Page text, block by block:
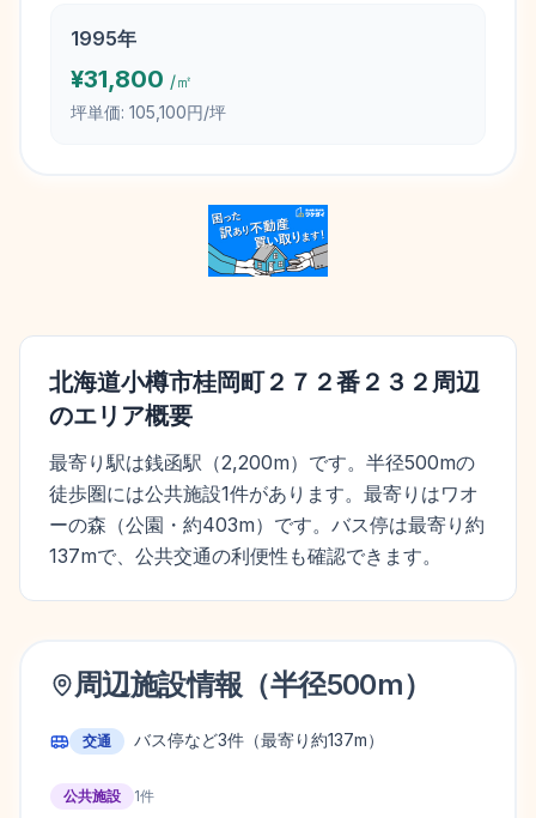
1995年
¥31,800 /㎡
坪単価: 105,100円/坪
北海道小樽市桂岡町２７２番２３２ 周辺
のエリア概要
最寄り駅は銭函駅（2,200m）です。半径500mの
徒歩圏には公共施設1件があります。最寄りはワオ
ーの森（公園・約403m）です。バス停は最寄り約
137mで、公共交通の利便性も確認できます。
周辺施設情報（半径500m）
交通 バス停など3件 （最寄り約137m）
公共施設 1件